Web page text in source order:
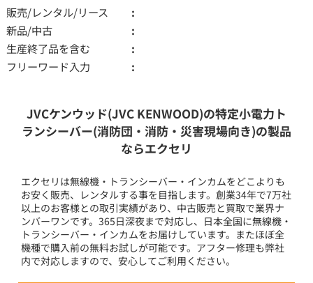
販売/レンタル/リース
新品/中古
生産終了品を含む
フリーワード入力
JVCケンウッド(JVC KENWOOD)の特定小電力ト
ランシーバー(消防団・消防・災害現場向き)の製品
ならエクセリ
エクセリは無線機・トランシーバー・インカムをどこよりも
お安く販売、レンタルする事を目指します。創業34年で7万社
以上のお客様との取引実績があり、中古販売と買取で業界ナ
ンバーワンです。365日深夜まで対応し、日本全国に無線機・
トランシーバー・インカムをお届けしています。またほぼ全
機種で購入前の無料お試しが可能です。アフター修理も弊社
内で対応しますので、安心してご利用ください。